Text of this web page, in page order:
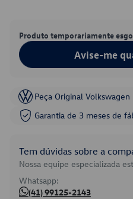
Produto temporariamente
Avise-me
Peça Original Volkswagen
Garantia de 3 meses de
Tem dúvidas sobre a
Nossa equipe especializada
Whatsapp:
(41) 99125-2143